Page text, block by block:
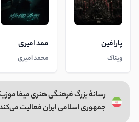
پارافین
ویناک
ممد امیری
محمد امیری
رسانهٔ بزرگ فرهنگی هنری میفا
جمهوری اسلامی ایران فعالیت